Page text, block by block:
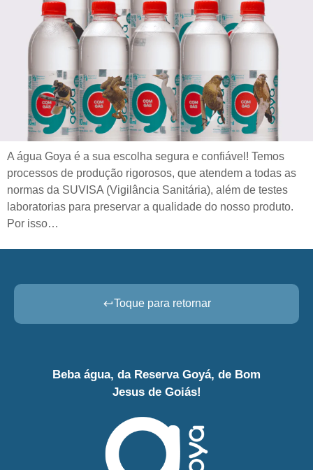
A água Goya é a sua escolha segura e confiável! Temos
processos de produção rigorosos, que atendem a todas as
normas da SUVISA (Vigilância Sanitária), além de testes
laboratorias para preservar a qualidade do nosso produto.
Por isso…
Toque para retornar
Beba água, da Reserva Goyá, de Bom
Jesus de Goiás!